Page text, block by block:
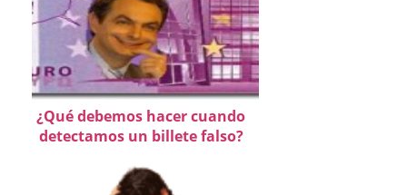
¿Qué debemos hacer cuando
detectamos un billete falso?